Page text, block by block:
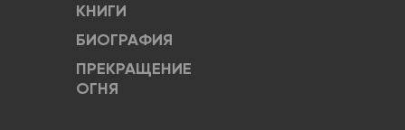
КНИГИ
БИОГРАФИЯ
ПРЕКРАЩЕНИЕ
ОГНЯ